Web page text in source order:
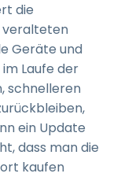
die
veralteten
Geräte und
Laufe der
schnelleren
ein Update
dass man die
kaufen